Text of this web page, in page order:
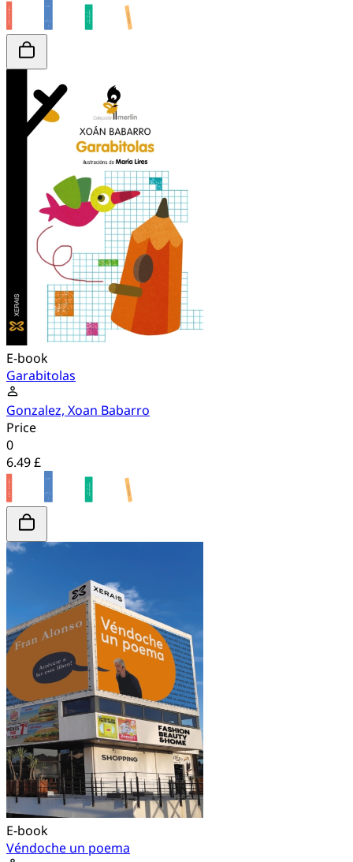
E-book
Garabitolas
Gonzalez, Xoan Babarro
Price
0
6.49 £
E-book
Véndoche un poema